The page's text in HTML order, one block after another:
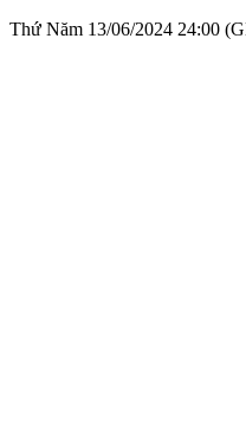
Thứ Năm 13/06/2024 24:00